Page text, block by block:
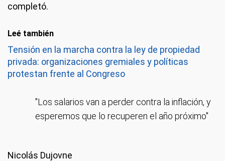
completó.
Leé también
Tensión en la marcha contra la ley de propiedad
privada: organizaciones gremiales y políticas
protestan frente al Congreso
"Los salarios van a perder contra la inflación, y
esperemos que lo recuperen el año próximo"
Nicolás Dujovne